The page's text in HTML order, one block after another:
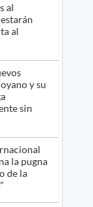
al
al
y su
sin
la pugna
de la